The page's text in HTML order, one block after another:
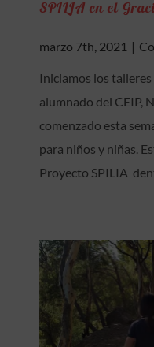
SPILIA en el
marzo 7th, 2021 |
Iniciamos los talleres
alumnado del CEIP,
comenzado esta
para niños y niñas.
Proyecto SPILIA